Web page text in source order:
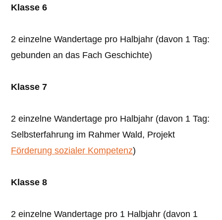
Klasse 6
2 einzelne Wandertage pro Halbjahr (davon 1 Tag:
gebunden an das Fach Geschichte)
Klasse 7
2 einzelne Wandertage pro Halbjahr (davon 1 Tag:
Selbsterfahrung im Rahmer Wald, Projekt
Förderung sozialer Kompetenz)
Klasse 8
2 einzelne Wandertage pro 1 Halbjahr (davon 1